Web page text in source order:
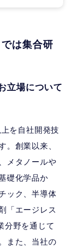
は集合研
立場について
を自社開発技
。創業以来、
メタノールや
礎化学品か
ック、半導体
「エージレス
分野を通じて
また、当社の